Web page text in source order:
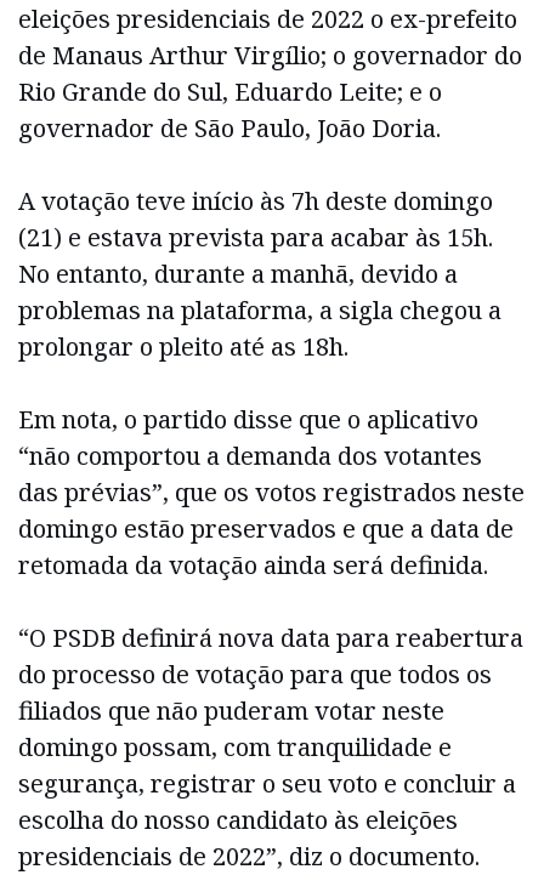
eleições presidenciais de 2022 o ex-prefeito
de Manaus Arthur Virgílio; o governador do
Rio Grande do Sul, Eduardo Leite; e o
governador de São Paulo, João Doria.
A votação teve início às 7h deste domingo
(21) e estava prevista para acabar às 15h.
No entanto, durante a manhã, devido a
problemas na plataforma, a sigla chegou a
prolongar o pleito até as 18h.
Em nota, o partido disse que o aplicativo
“não comportou a demanda dos votantes
das prévias”, que os votos registrados neste
domingo estão preservados e que a data de
retomada da votação ainda será definida.
“O PSDB definirá nova data para reabertura
do processo de votação para que todos os
filiados que não puderam votar neste
domingo possam, com tranquilidade e
segurança, registrar o seu voto e concluir a
escolha do nosso candidato às eleições
presidenciais de 2022”, diz o documento.